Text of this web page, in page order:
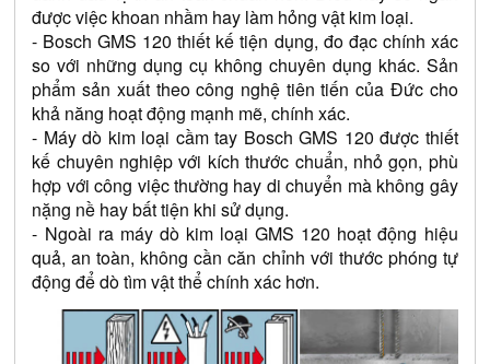
được việc khoan nhầm hay làm hỏng vật kim loại.
- Bosch GMS 120 thiết kế tiện dụng, đo đạc chính xác
so với những dụng cụ không chuyên dụng khác. Sản
phẩm sản xuất theo công nghệ tiên tiến của Đức cho
khả năng hoạt động mạnh mẽ, chính xác.
- Máy dò kim loại cầm tay Bosch GMS 120 được thiết
kế chuyên nghiệp với kích thước chuẩn, nhỏ gọn, phù
hợp với công việc thường hay di chuyển mà không gây
nặng nề hay bất tiện khi sử dụng.
- Ngoài ra máy dò kim loại GMS 120 hoạt động hiệu
quả, an toàn, không cần căn chỉnh với thước phóng tự
động để dò tìm vật thể chính xác hơn.